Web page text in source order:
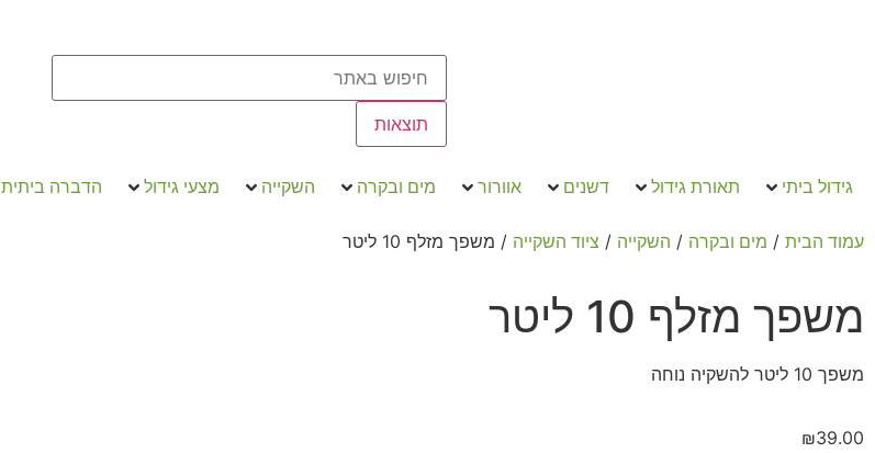
תוצאות
גידול ביתי תאורת גידול דשנים אוורור מים ובקרה השקייה מצעי גידול הדברה ביתית
עמוד הבית / מים ובקרה / השקייה / ציוד השקייה / משפך מזלף 10 ליטר
משפך מזלף 10 ליטר
משפך 10 ליטר להשקיה נוחה
₪39.00